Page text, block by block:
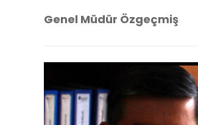
Genel Müdür Özgeçmiş